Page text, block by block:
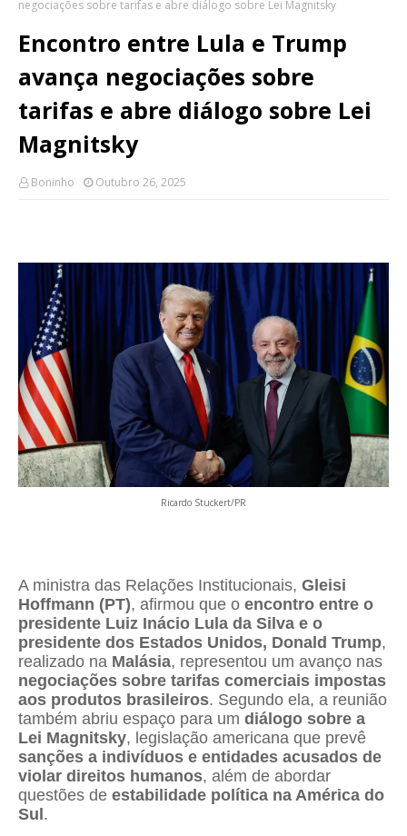
negociações sobre tarifas e abre diálogo sobre Lei Magnitsky
Encontro entre Lula e Trump
avança negociações sobre
tarifas e abre diálogo sobre Lei
Magnitsky
Boninho Outubro 26, 2025
Ricardo Stuckert/PR
A ministra das Relações Institucionais, Gleisi
Hoffmann (PT), afirmou que o encontro entre o
presidente Luiz Inácio Lula da Silva e o
presidente dos Estados Unidos, Donald Trump,
realizado na Malásia, representou um avanço nas
negociações sobre tarifas comerciais impostas
aos produtos brasileiros. Segundo ela, a reunião
também abriu espaço para um diálogo sobre a
Lei Magnitsky, legislação americana que prevê
sanções a indivíduos e entidades acusados de
violar direitos humanos, além de abordar
questões de estabilidade política na América do
Sul .